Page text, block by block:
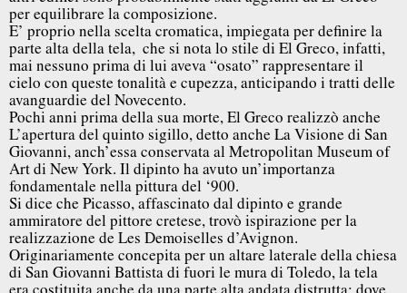
per equilibrare la composizione.
E’ proprio nella scelta cromatica, impiegata per definire la
parte alta della tela, che si nota lo stile di El Greco, infatti,
mai nessuno prima di lui aveva “osato” rappresentare il
cielo con queste tonalità e cupezza, anticipando i tratti delle
avanguardie del Novecento.
Pochi anni prima della sua morte, El Greco realizzò anche
L’apertura del quinto sigillo, detto anche La Visione di San
Giovanni, anch’essa conservata al Metropolitan Museum of
Art di New York. Il dipinto ha avuto un’importanza
fondamentale nella pittura del ‘900.
Si dice che Picasso, affascinato dal dipinto e grande
ammiratore del pittore cretese, trovò ispirazione per la
realizzazione de Les Demoiselles d’Avignon.
Originariamente concepita per un altare laterale della chiesa
di San Giovanni Battista di fuori le mura di Toledo, la tela